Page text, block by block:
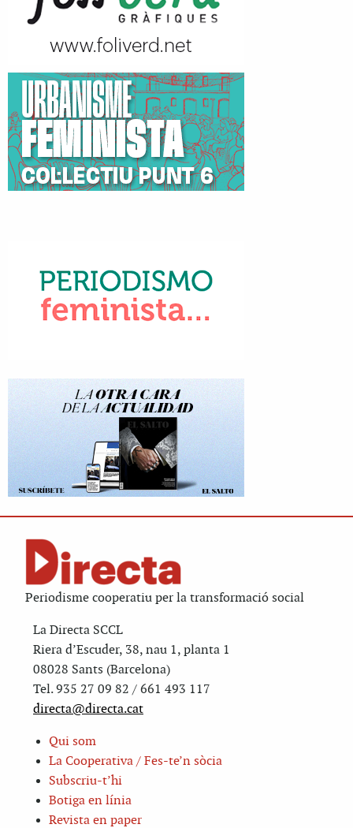
Periodisme cooperatiu per la transformació social
La Directa SCCL
Riera d’Escuder, 38, nau 1, planta 1
08028 Sants (Barcelona)
Tel. 935 27 09 82 / 661 493 117
directa@directa.cat
Qui som
La Cooperativa / Fes-te’n sòcia
Subscriu-t’hi
Botiga en línia
Revista en paper